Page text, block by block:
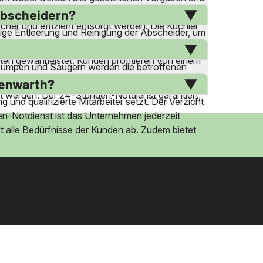
erfahrene Mitarbeiter, die über das
und effizient entsorgt werden. Die Kuchler
Entleerung und Reinigung der Abscheider, um
gewährleistet. Kunden profitieren von einem
und Saugern werden die betroffenen
gründlich durchgeführt wird. Zudem wird
werden. Der 24-Stunden-Notdienst garantiert,
und qualifizierte Mitarbeiter setzt. Der Verzicht
Notdienst ist das Unternehmen jederzeit
Bedürfnisse der Kunden ab. Zudem bietet